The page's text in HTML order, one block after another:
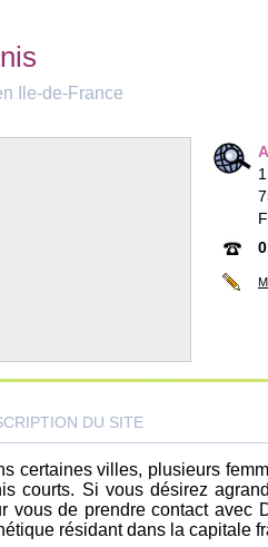
Ile-de-France
DU SITE
certaines villes, plusieurs
courts. Si vous désirez
vous de prendre contact avec
résidant dans la capitale